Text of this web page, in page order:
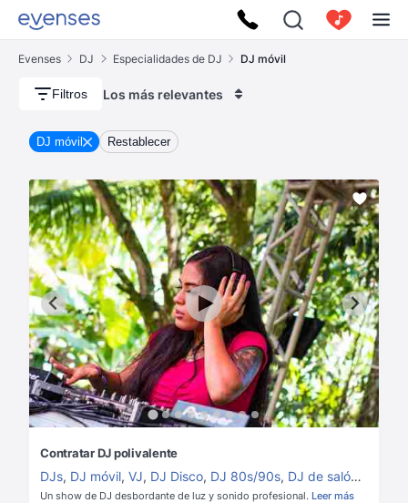
Evenses DJ Especialidades de DJ DJ móvil
Filtros Los más relevantes
DJ móvil Restablecer
Contratar DJ polivalente
DJs, DJ móvil, VJ, DJ Disco, DJ 80s/90s, DJ de salón ,
Un show de DJ desbordante de luz y sonido profesional. Leer más